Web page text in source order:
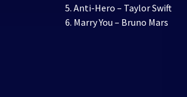
Anti-Hero – Taylor Swift
Marry You – Bruno Mars